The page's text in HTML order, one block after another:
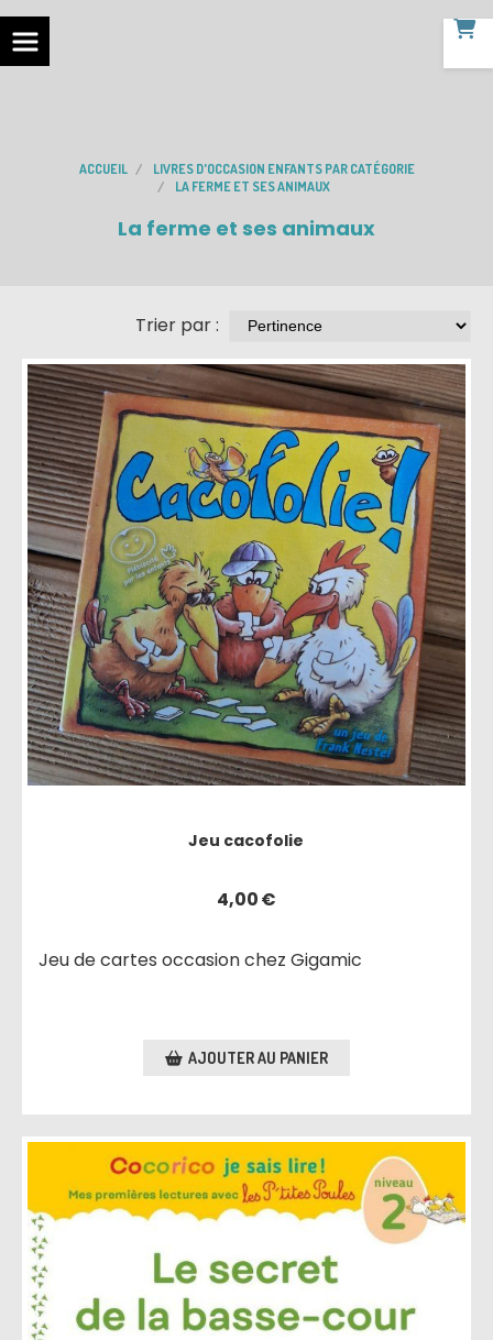
ACCUEIL
LIVRES D'OCCASION ENFANTS PAR CATÉGORIE
LA FERME ET SES ANIMAUX
La ferme et ses animaux
Trier par :
Jeu cacofolie
4,00€
Jeu de cartes occasion chez Gigamic
AJOUTER AU PANIER